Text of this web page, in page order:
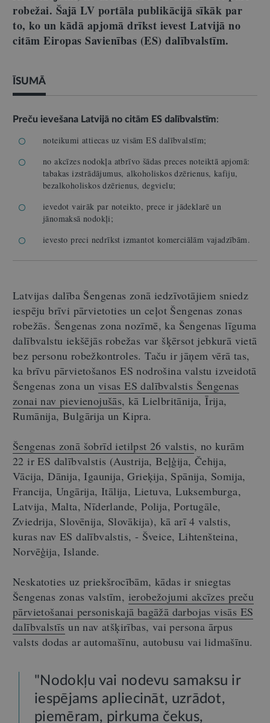
robežai. Šajā LV portāla publikācijā sīkāk par
to, ko un kādā apjomā drīkst ievest Latvijā no
citām Eiropas Savienības (ES) dalībvalstīm.
ĪSUMĀ
Preču ievešana Latvijā no citām ES dalībvalstīm:
noteikumi attiecas uz visām ES dalībvalstīm;
no akcīzes nodokļa atbrīvo šādas preces noteiktā apjomā:
tabakas izstrādājumus, alkoholiskos dzērienus, kafiju,
bezalkoholiskos dzērienus, degvielu;
ievedot vairāk par noteikto, prece ir jādeklarē un
jānomaksā nodokļi;
ievesto preci nedrīkst izmantot komerciālām vajadzībām.
Latvijas dalība Šengenas zonā iedzīvotājiem sniedz
iespēju brīvi pārvietoties un ceļot Šengenas zonas
robežās. Šengenas zona nozīmē, ka Šengenas līguma
dalībvalstu iekšējās robežas var šķērsot jebkurā vietā
bez personu robežkontroles. Taču ir jāņem vērā tas,
ka brīvu pārvietošanos ES nodrošina valstu izveidotā
Šengenas zona un visas ES dalībvalstis Šengenas
zonai nav pievienojušās, kā Lielbritānija, Īrija,
Rumānija, Bulgārija un Kipra.
Šengenas zonā šobrīd ietilpst 26 valstis, no kurām
22 ir ES dalībvalstis (Austrija, Beļģija, Čehija,
Vācija, Dānija, Igaunija, Grieķija, Spānija, Somija,
Francija, Ungārija, Itālija, Lietuva, Luksemburga,
Latvija, Malta, Nīderlande, Polija, Portugāle,
Zviedrija, Slovēnija, Slovākija), kā arī 4 valstis,
kuras nav ES dalībvalstis, - Šveice, Lihtenšteina,
Norvēģija, Islande.
Neskatoties uz priekšrocībām, kādas ir sniegtas
Šengenas zonas valstīm, ierobežojumi akcīzes preču
pārvietošanai personiskajā bagāžā darbojas visās ES
dalībvalstīs un nav atšķirības, vai persona ārpus
valsts dodas ar automašīnu, autobusu vai lidmašīnu.
"Nodokļu vai nodevu samaksu ir
iespējams apliecināt, uzrādot,
piemēram, pirkuma čekus,